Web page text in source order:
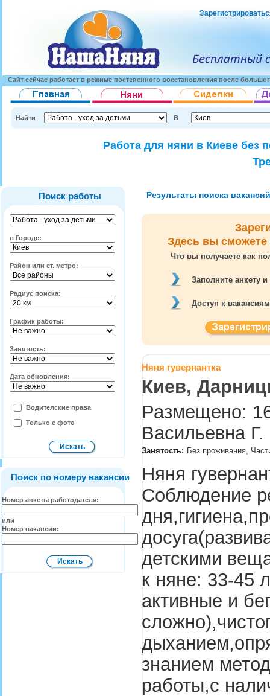
Сайт сейчас работает в режиме постепенного восстановления после
Найти В
Работа для няни в Киеве без
Поиск работы
в Городе:
Район или ст. метро:
Радиус поиска:
График работы:
Занятость:
Дата обновления:
Водителские права
Только с фото
Поиск по номеру вакансии
Номер анкеты работодателя:
или
Номер вакансии:
Результаты поиска
Здесь вы сможете
Что вы получаете как
Заполните анкету
Доступ к
Няня гувернантка
Киев,
Размещено:
Васильевна Г.
Занятость: Без проживания,
Няня
Соблюдение
детскими
к няне: 33-45
активные и
знанием
работы,с